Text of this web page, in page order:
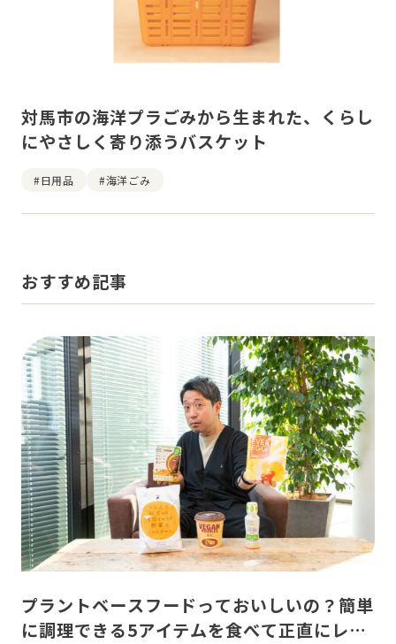
対馬市の海洋プラごみから生まれた、くらし
にやさしく寄り添うバスケット
#日用品 #海洋ごみ
おすすめ記事
プラントベースフードっておいしいの？簡単
に調理できる5アイテムを食べて正直にレビ